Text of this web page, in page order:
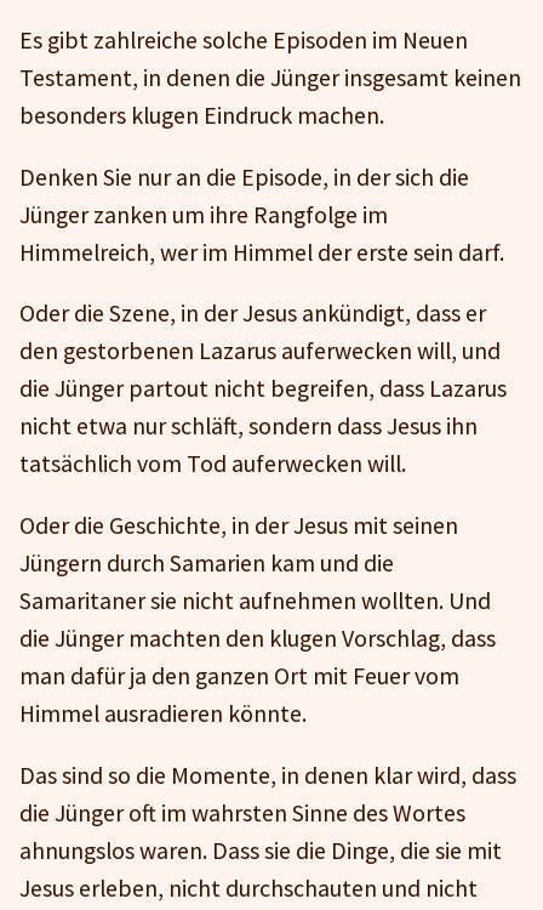
Es gibt zahlreiche solche Episoden im Neuen
Testament, in denen die Jünger insgesamt keinen
besonders klugen Eindruck machen.
Denken Sie nur an die Episode, in der sich die
Jünger zanken um ihre Rangfolge im
Himmelreich, wer im Himmel der erste sein darf.
Oder die Szene, in der Jesus ankündigt, dass er
den gestorbenen Lazarus auferwecken will, und
die Jünger partout nicht begreifen, dass Lazarus
nicht etwa nur schläft, sondern dass Jesus ihn
tatsächlich vom Tod auferwecken will.
Oder die Geschichte, in der Jesus mit seinen
Jüngern durch Samarien kam und die
Samaritaner sie nicht aufnehmen wollten. Und
die Jünger machten den klugen Vorschlag, dass
man dafür ja den ganzen Ort mit Feuer vom
Himmel ausradieren könnte.
Das sind so die Momente, in denen klar wird, dass
die Jünger oft im wahrsten Sinne des Wortes
ahnungslos waren. Dass sie die Dinge, die sie mit
Jesus erleben, nicht durchschauten und nicht